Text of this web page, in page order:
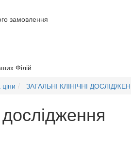
замовлення
Філій
ЗАГАЛЬНІ КЛІНІЧНІ
дослідження